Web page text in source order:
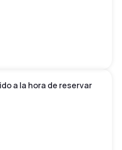
a la hora de reservar